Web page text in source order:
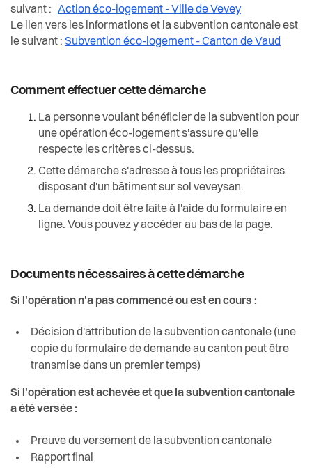
suivant : Action éco-logement - Ville de Vevey
Le lien vers les informations et la subvention cantonale est
le suivant : Subvention éco-logement - Canton de Vaud
Comment effectuer cette démarche
La personne voulant bénéficier de la subvention pour
une opération éco-logement s'assure qu'elle
respecte les critères ci-dessus.
Cette démarche s'adresse à tous les propriétaires
disposant d'un bâtiment sur sol veveysan.
La demande doit être faite à l'aide du formulaire en
ligne. Vous pouvez y accéder au bas de la page.
Documents nécessaires à cette démarche
Si l'opération n'a pas commencé ou est en cours :
Décision d'attribution de la subvention cantonale (une
copie du formulaire de demande au canton peut être
transmise dans un premier temps)
Si l'opération est achevée et que la subvention cantonale
a été versée :
Preuve du versement de la subvention cantonale
Rapport final